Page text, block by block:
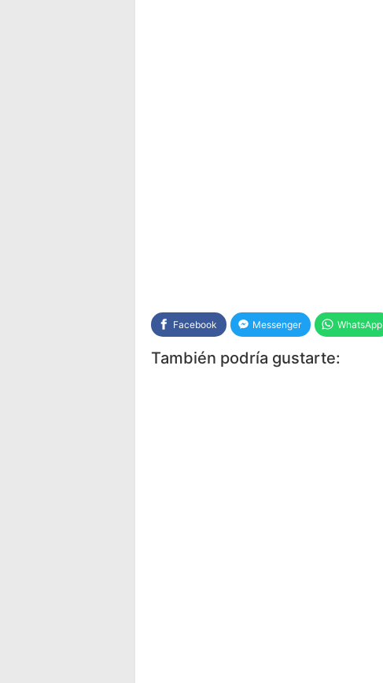
Facebook Messenger WhatsApp
También podría gustarte: